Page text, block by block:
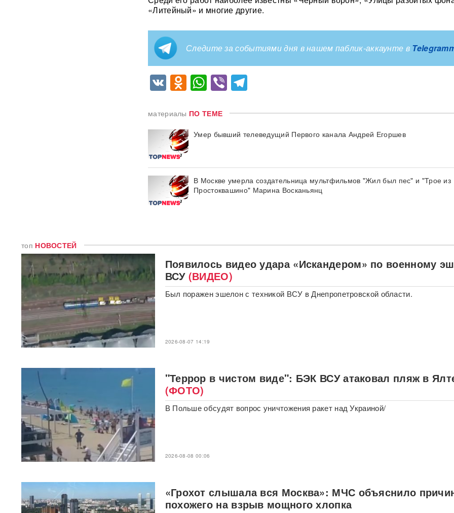
Bloomberg: в
киберкомандовании США за
месяц пять человек
покончили с жизнью
"Яблоку" грозит снятие с
выборов в Госдуму: "Родина"
обратилась в Верховный суд
РФ
сотрудники мошеннических
криптообменников
Подкоп под Европу: в Литве
обнаружили уже 12
подземных тоннелей из
Беларуси
Единственный в России
завод тест-полосок для
руководства
«Это не провал»:
«Литейный» и многие другие.
Следите за событиями дня в нашем паблик-аккаунте в
VKOdnoklassniki
WhatsApp
Viber
материалы ПО ТЕМЕ
Умер бывший телеведущий Первого канала Андрей Егоршев
В Москве умерла создательница мультфильмов "Жил был пес" и "Трое из
Простоквашино" Марина Восканьянц
топ НОВОСТЕЙ
Появилось видео удара «Искандером» по военному
ВСУ(ВИДЕО)
Был поражен эшелон с техникой ВСУ в Днепропетровской области.
2026-08-07 14:19
"Террор в чистом виде": БЭК ВСУ атаковал пляж в
(ФОТО)
В Польше обсудят вопрос уничтожения ракет над Украиной/
2026-08-08 00:06
«Грохот слышала вся Москва»: МЧС объяснило
похожего на взрыв мощного хлопка